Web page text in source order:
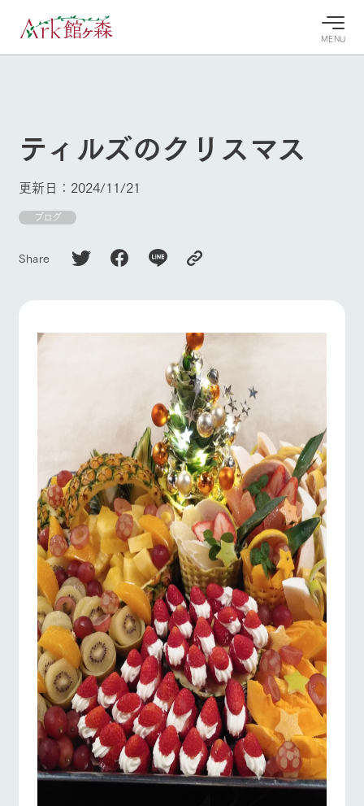
MENU
牧場へ行
営業時
間・料金
交通アク
セス
よくいた
だく質問
団体のお
客様へ
ペットを
お連れの
お客様へ
お問い合
わせ・資
料請求
よく見られている情報
今日の牧
本日の営業時間
や牧場の天気、
状況などを毎日
Ark館ヶ森で開
催しているイベ
情報やスケジュ
ビゲート
施設・体験情報
フラワー
ガーデン
花のある美しい
自然環境の中、
季節の移り変わ
りを存分に味わ
う
動物とふ
れあう
触れて、感じ
て、学ぶ。館ヶ
森の雄大な自然
なかで動物とふ
れあう
ビティ／
体験
ツリーハウスや
各種体験教室な
ど、楽しみなが
ら学べる様々な
アクティビティ
レストラ
ン
牧場の生産品を
知り尽くした料
理人が腕を振
い、ビュッフェ
スタイルで提供
ショップ
／お買い
物
丹精込めて育て
た生産品をはじ
め、牧場産の逸
品を取り揃えた
店舗
牧場マッ
プ
牧場マップのダ
ウンロード
周遊バス
牧場内を巡る周
遊バスのご案内
Ark館ヶ森について
牧場に行く
ArkFarm Wedding
お知らせ
ブログ
お問い合わせ・資料請求
生産品カタログ・資料DL
English (Google Translate)
ネットショップ
個人情報取扱いについて
今日の牧場 牧場の楽しみ方
イベント/フェア レストラン/BBQ フラワーガーデン
動物とふれあう アクティビティ/体験 ショップ/お買い物
牧場マップを見る 周遊バス
営業時間・料金 交通アクセス
ティルズのクリスマス
更新日：2024/11/21
ブログ
Share